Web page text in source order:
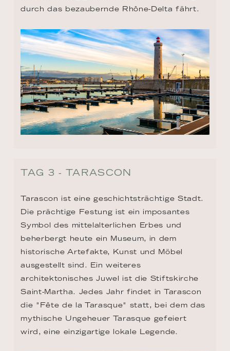
durch das bezaubernde Rhône-Delta fährt.
TAG 3 - TARASCON
Tarascon ist eine geschichtsträchtige Stadt.
Die prächtige Festung ist ein imposantes
Symbol des mittelalterlichen Erbes und
beherbergt heute ein Museum, in dem
historische Artefakte, Kunst und Möbel
ausgestellt sind. Ein weiteres
architektonisches Juwel ist die Stiftskirche
Saint-Martha. Jedes Jahr findet in Tarascon
die "Fête de la Tarasque" statt, bei dem das
mythische Ungeheuer Tarasque gefeiert
wird, eine einzigartige lokale Legende.